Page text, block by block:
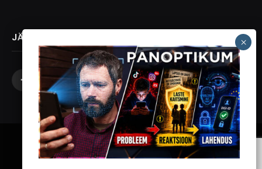
JÄLGI SOTSIAALMEEDIAS
Facebook
X
(Twitter)
InstagramYouTubeTelegram
Vanglaplaneet - Vastupanu Vaim